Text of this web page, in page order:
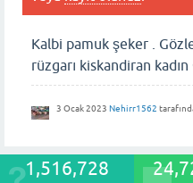
Kalbi pamuk şeker .
rüzgarı kiskandiran
3 Ocak 2023 Nehirr1562
1,516,728